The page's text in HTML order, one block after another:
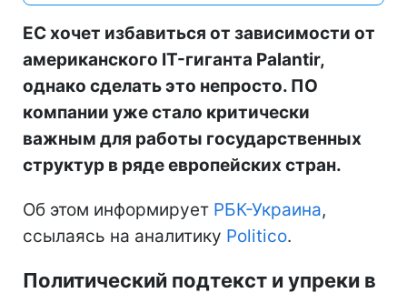
ЕС хочет избавиться от зависимости от
американского IT-гиганта Palantir,
однако сделать это непросто. ПО
компании уже стало критически
важным для работы государственных
структур в ряде европейских стран.
Об этом информирует РБК-Украина,
ссылаясь на аналитику Politico.
Политический подтекст и упреки в